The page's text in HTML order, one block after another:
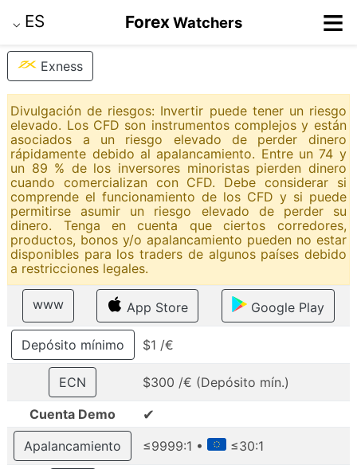
⌵ ES Forex Watchers ≡
Exness
Divulgación de riesgos: Invertir puede tener un riesgo
elevado. Los CFD son instrumentos complejos y están
asociados a un riesgo elevado de perder dinero
rápidamente debido al apalancamiento. Entre un 74 y
un 89 % de los inversores minoristas pierden dinero
cuando comercializan con CFD. Debe considerar si
comprende el funcionamiento de los CFD y si puede
permitirse asumir un riesgo elevado de perder su
dinero. Tenga en cuenta que ciertos corredores,
productos, bonos y/o apalancamiento pueden no estar
disponibles para los traders de algunos países debido
a restricciones legales.
www App Store Google Play
Depósito mínimo $1 /€
ECN
$300 /€ (Depósito mín.)
Cuenta Demo
✔
Apalancamiento ≤9999:1 • ≤30:1